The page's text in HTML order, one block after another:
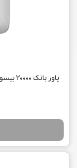
پاور بانک 20000 بیسوس توان ۲۲۵ وات PPBD030001